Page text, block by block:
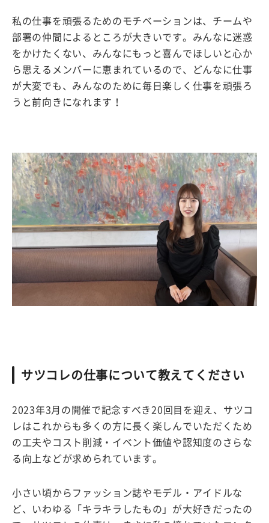
私の仕事を頑張るためのモチベーションは、チームや
部署の仲間によるところが大きいです。みんなに迷惑
をかけたくない、みんなにもっと喜んでほしいと心か
ら思えるメンバーに恵まれているので、どんなに仕事
が大変でも、みんなのために毎日楽しく仕事を頑張ろ
うと前向きになれます！
サツコレの仕事について教えてください
2023年3月の開催で記念すべき20回目を迎え、サツコ
レはこれからも多くの方に長く楽しんでいただくため
の工夫やコスト削減・イベント価値や認知度のさらな
る向上などが求められています。
小さい頃からファッション誌やモデル・アイドルな
ど、いわゆる「キラキラしたもの」が大好きだったの